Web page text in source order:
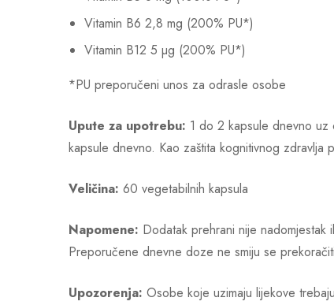
Vitamin B6 2,8 mg (200% PU*)
Vitamin B12 5 µg (200% PU*)
*PU preporučeni unos za odrasle osobe
Upute za upotrebu: 1 do 2 kapsule dnevno uz
kapsule dnevno. Kao zaštita kognitivnog zdravlja
Veličina: 60 vegetabilnih kapsula
Napomene: Dodatak prehrani nije
Preporučene dnevne doze ne smiju se
Upozorenja: Osobe koje uzimaju lijekove